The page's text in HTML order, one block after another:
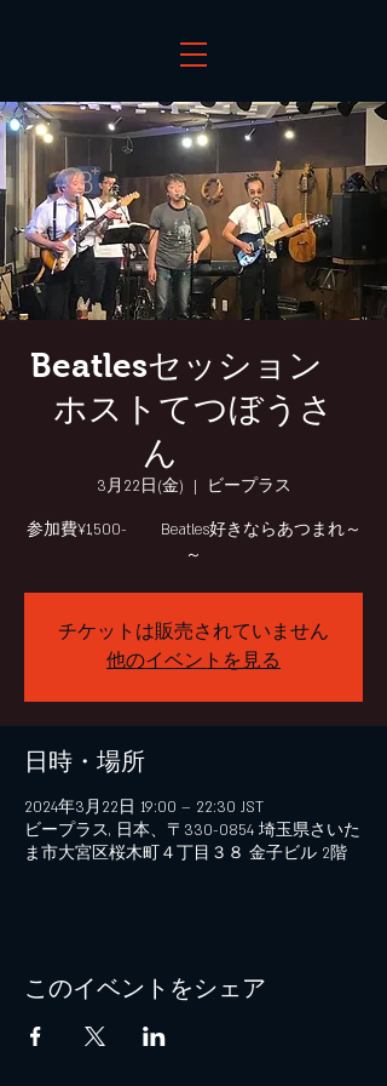
Beatlesセッション
ホストてつぼうさ
ん
3月22日(金)
  |
ビープラス
参加費¥1,500- Beatles好きならあつまれ～
～
チケットは販売されていません
他のイベントを見る
日時・場所
2024年3月22日 19:00 – 22:30 JST
ビープラス, 日本、〒330-0854 埼玉県さいた
ま市大宮区桜木町４丁目３８ 金子ビル 2階
このイベントをシェア